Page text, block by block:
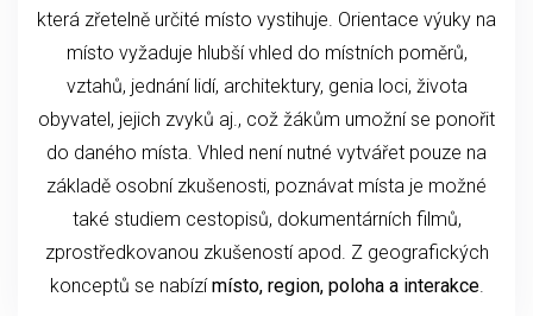
která zřetelně určité místo vystihuje. Orientace výuky na
místo vyžaduje hlubší vhled do místních poměrů,
vztahů, jednání lidí, architektury, genia loci, života
obyvatel, jejich zvyků aj., což žákům umožní se ponořit
do daného místa. Vhled není nutné vytvářet pouze na
základě osobní zkušenosti, poznávat místa je možné
také studiem cestopisů, dokumentárních filmů,
zprostředkovanou zkušeností apod. Z geografických
konceptů se nabízímísto, region, poloha a interakce.